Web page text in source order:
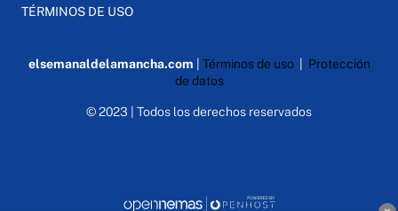
TÉRMINOS DE USO
elsemanaldelamancha.com Términos de uso| Protección
de datos
© 2023 | Todos los derechos reservados